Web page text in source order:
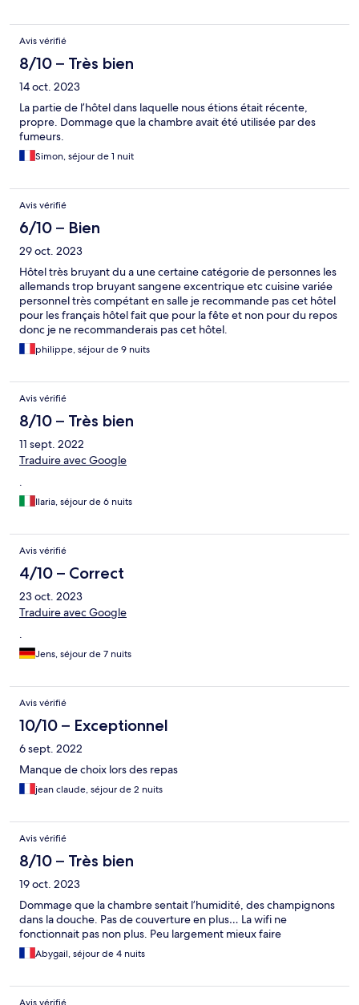
Avis vérifié
8/10 – Très bien
14 oct. 2023
La partie de l’hôtel dans laquelle nous étions était récente,
propre. Dommage que la chambre avait été utilisée par des
fumeurs.
Simon, séjour de 1 nuit
Avis vérifié
6/10 – Bien
29 oct. 2023
Hôtel très bruyant du a une certaine catégorie de personnes les
allemands trop bruyant sangene excentrique etc cuisine variée
personnel très compétant en salle je recommande pas cet hôtel
pour les français hôtel fait que pour la fête et non pour du repos
donc je ne recommanderais pas cet hôtel.
philippe, séjour de 9 nuits
Avis vérifié
8/10 – Très bien
11 sept. 2022
Traduire avec Google
.
Ilaria, séjour de 6 nuits
Avis vérifié
4/10 – Correct
23 oct. 2023
Traduire avec Google
.
Jens, séjour de 7 nuits
Avis vérifié
10/10 – Exceptionnel
6 sept. 2022
Manque de choix lors des repas
jean claude, séjour de 2 nuits
Avis vérifié
8/10 – Très bien
19 oct. 2023
Dommage que la chambre sentait l’humidité, des champignons
dans la douche. Pas de couverture en plus… La wifi ne
fonctionnait pas non plus. Peu largement mieux faire
Abygail, séjour de 4 nuits